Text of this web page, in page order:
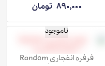
890,000 تومان
ناموجود
فرفره انفجاری Random